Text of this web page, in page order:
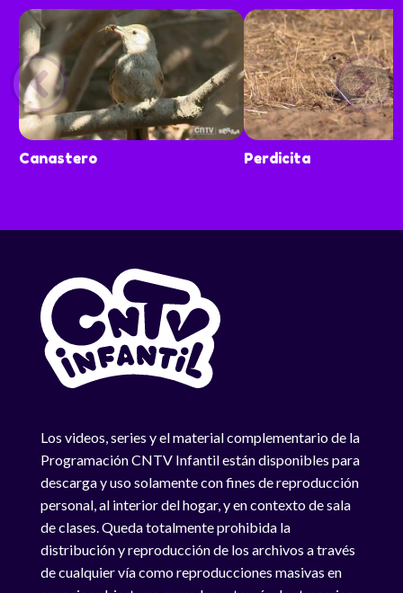
Canastero Perdicita
Los videos, series y el material complementario de la
Programación CNTV Infantil están disponibles para
descarga y uso solamente con fines de reproducción
personal, al interior del hogar, y en contexto de sala
de clases. Queda totalmente prohibida la
distribución y reproducción de los archivos a través
de cualquier vía como reproducciones masivas en